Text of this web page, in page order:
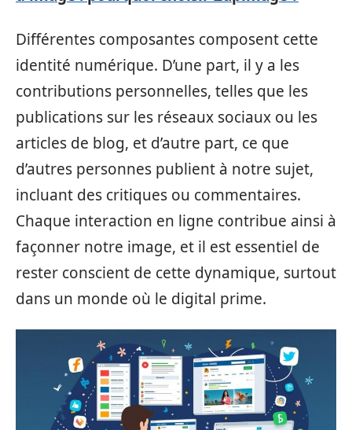
Différentes composantes composent cette
identité numérique. D’une part, il y a les
contributions personnelles, telles que les
publications sur les réseaux sociaux ou les
articles de blog, et d’autre part, ce que
d’autres personnes publient à notre sujet,
incluant des critiques ou commentaires.
Chaque interaction en ligne contribue ainsi à
façonner notre image, et il est essentiel de
rester conscient de cette dynamique, surtout
dans un monde où le digital prime.